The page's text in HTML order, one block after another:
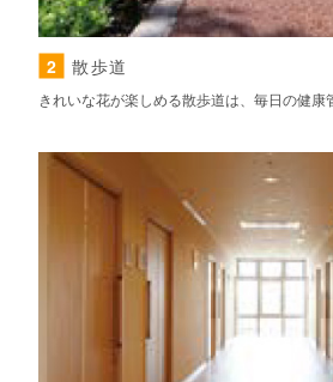
2 散歩道
きれいな花が楽しめる散歩道は、毎日の健康